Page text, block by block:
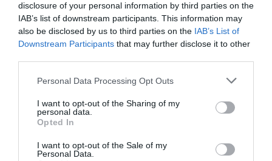
disclosure of your personal information by third parties on the
IAB’s list of downstream participants. This information may
also be disclosed by us to third parties on the IAB’s List of
Downstream Participants that may further disclose it to other
Personal Data Processing Opt Outs
I want to opt-out of the Sharing of my
personal data.
Opted In
I want to opt-out of the Sale of my
Personal Data.
Μακμπέθ, της
Ευαγγελάτου με
Καρυοφυλλιά
Καραμπέτη στο
Θέατρο Βασιλάκου
32οι Πλοές – Το
Ομαδική έκθεση στο
Κυδωνιέως